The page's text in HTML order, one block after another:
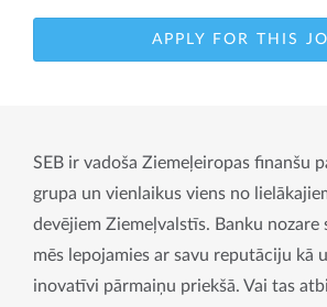
APPLY FOR THIS
SEB ir vadoša Ziemeļeiropas finanšu
grupa un vienlaikus viens no
devējiem Ziemeļvalstīs. Banku nozare
mēs lepojamies ar savu reputāciju kā
inovatīvi pārmaiņu priekšā. Vai tas